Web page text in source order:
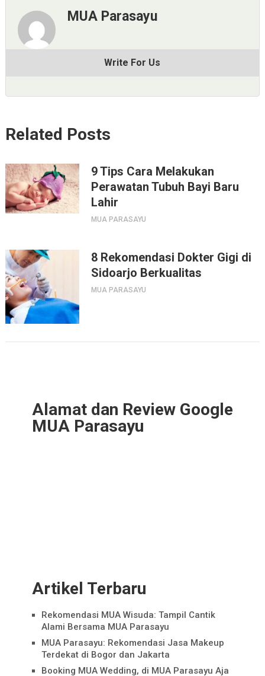
MUA Parasayu
Write For Us
Related Posts
9 Tips Cara Melakukan
Perawatan Tubuh Bayi Baru
Lahir
MUA PARASAYU
8 Rekomendasi Dokter Gigi di
Sidoarjo Berkualitas
MUA PARASAYU
Alamat dan Review Google
MUA Parasayu
Artikel Terbaru
Rekomendasi MUA Wisuda: Tampil Cantik
Alami Bersama MUA Parasayu
MUA Parasayu: Rekomendasi Jasa Makeup
Terdekat di Bogor dan Jakarta
Booking MUA Wedding, di MUA Parasayu Aja